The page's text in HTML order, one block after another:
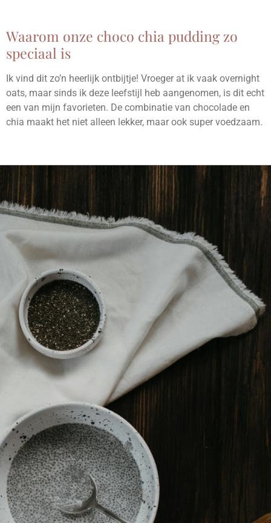
Waarom onze choco chia pudding zo
speciaal is
Ik vind dit zo’n heerlijk ontbijtje! Vroeger at ik vaak overnight
oats, maar sinds ik deze leefstijl heb aangenomen, is dit echt
een van mijn favorieten. De combinatie van chocolade en
chia maakt het niet alleen lekker, maar ook super voedzaam.